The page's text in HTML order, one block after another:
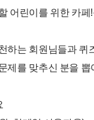
어린이를 위한 카페
하는 회원님들과 퀴
제를 맞추신 분을